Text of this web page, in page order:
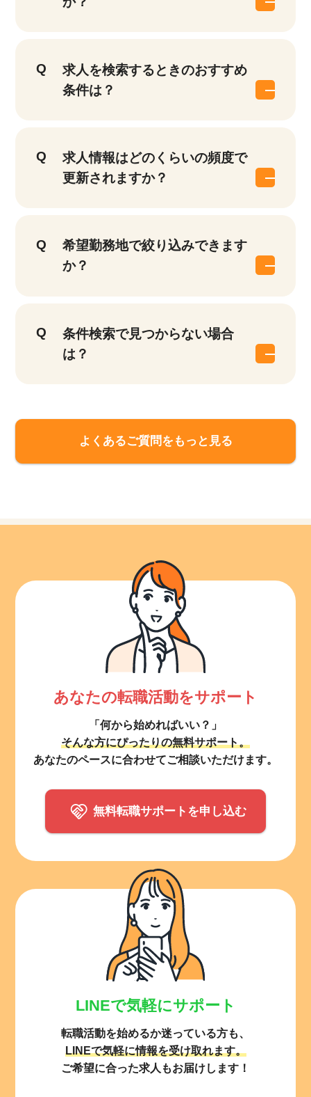
求人を検索するときのおすすめ
条件は？
求人情報はどのくらいの頻度で
更新されますか？
希望勤務地で絞り込みできます
か？
条件検索で見つからない場合
は？
よくあるご質問をもっと見る
あなたの転職活動をサポート
「何から始めればいい？」
そんな方にぴったりの無料サポート。
あなたのペースに合わせてご相談いただけます。
無料転職サポートを申し込む
LINEで気軽にサポート
転職活動を始めるか迷っている方も、
LINEで気軽に情報を受け取れます。
ご希望に合った求人もお届けします！
17,050 他の条件を選択